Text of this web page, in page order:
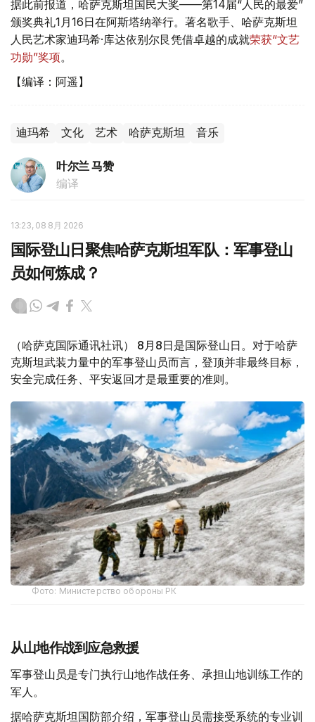
据此前报道，哈萨克斯坦国民大奖——第14届“人民的最爱”
颁奖典礼1月16日在阿斯塔纳举行。著名歌手、哈萨克斯坦
人民艺术家迪玛希·库达依别尔艮凭借卓越的成就荣获“文艺
功勋”奖项。
【编译：阿遥】
迪玛希 文化 艺术 哈萨克斯坦 音乐
叶尔兰 马赞
编译
13:23, 08 8月 2026
国际登山日聚焦哈萨克斯坦军队：军事登山
员如何炼成？
（哈萨克国际通讯社讯） 8月8日是国际登山日。对于哈萨
克斯坦武装力量中的军事登山员而言，登顶并非最终目标，
安全完成任务、平安返回才是最重要的准则。
Фото: Министерство обороны РК
从山地作战到应急救援
军事登山员是专门执行山地作战任务、承担山地训练工作的
军人。
据哈萨克斯坦国防部介绍，军事登山员需接受系统的专业训